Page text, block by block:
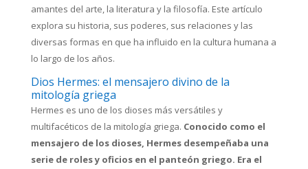
amantes del arte, la literatura y la filosofía. Este artículo
explora su historia, sus poderes, sus relaciones y las
diversas formas en que ha influido en la cultura humana a
lo largo de los años.
Dios Hermes: el mensajero divino de la
mitología griega
Hermes es uno de los dioses más versátiles y
multifacéticos de la mitología griega. Conocido como el
mensajero de los dioses, Hermes desempeñaba una
serie de roles y oficios en el panteón griego. Era el